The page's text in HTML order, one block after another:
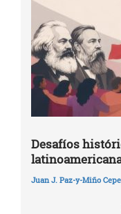
Desafíos
Juan J. Paz-y-Miño